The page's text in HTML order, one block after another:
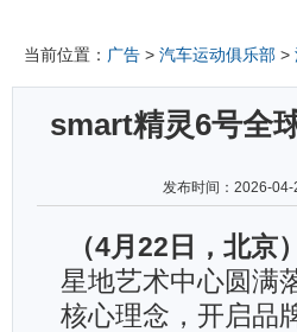
当前位置： 广告 > 汽车运动俱乐部 >
smart精灵6号全
发布时间：2026-
（4月 22 日，北京）
星地艺术中心圆满
核心理念，开启品